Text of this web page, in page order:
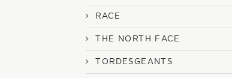
RACE
THE NORTH FACE
TORDESGEANTS